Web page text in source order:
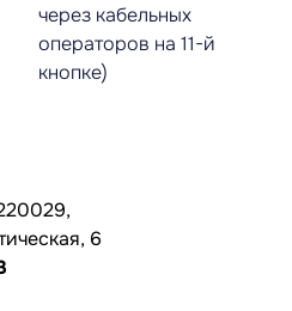
через кабельных
операторов на 11-й
кнопке)
6